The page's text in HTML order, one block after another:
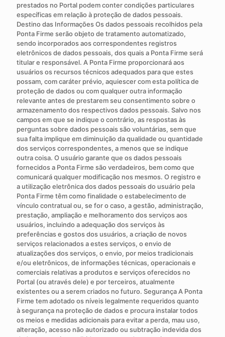
prestados no Portal podem conter condições particulares
específicas em relação à proteção de dados pessoais.
Destino das Informações Os dados pessoais recolhidos pela
Ponta Firme serão objeto de tratamento automatizado,
sendo incorporados aos correspondentes registros
eletrônicos de dados pessoais, dos quais a Ponta Firme será
titular e responsável. A Ponta Firme proporcionará aos
usuários os recursos técnicos adequados para que estes
possam, com caráter prévio, aquiescer com esta política de
proteção de dados ou com qualquer outra informação
relevante antes de prestarem seu consentimento sobre o
armazenamento dos respectivos dados pessoais. Salvo nos
campos em que se indique o contrário, as respostas às
perguntas sobre dados pessoais são voluntárias, sem que
sua falta implique em diminuição da qualidade ou quantidade
dos serviços correspondentes, a menos que se indique
outra coisa. O usuário garante que os dados pessoais
fornecidos a Ponta Firme são verdadeiros, bem como que
comunicará qualquer modificação nos mesmos. O registro e
a utilização eletrônica dos dados pessoais do usuário pela
Ponta Firme têm como finalidade o estabelecimento de
vínculo contratual ou, se for o caso, a gestão, administração,
prestação, ampliação e melhoramento dos serviços aos
usuários, incluindo a adequação dos serviços às
preferências e gostos dos usuários, a criação de novos
serviços relacionados a estes serviços, o envio de
atualizações dos serviços, o envio, por meios tradicionais
e/ou eletrônicos, de informações técnicas, operacionais e
comerciais relativas a produtos e serviços oferecidos no
Portal (ou através dele) e por terceiros, atualmente
existentes ou a serem criados no futuro. Segurança A Ponta
Firme tem adotado os níveis legalmente requeridos quanto
à segurança na proteção de dados e procura instalar todos
os meios e medidas adicionais para evitar a perda, mau uso,
alteração, acesso não autorizado ou subtração indevida dos